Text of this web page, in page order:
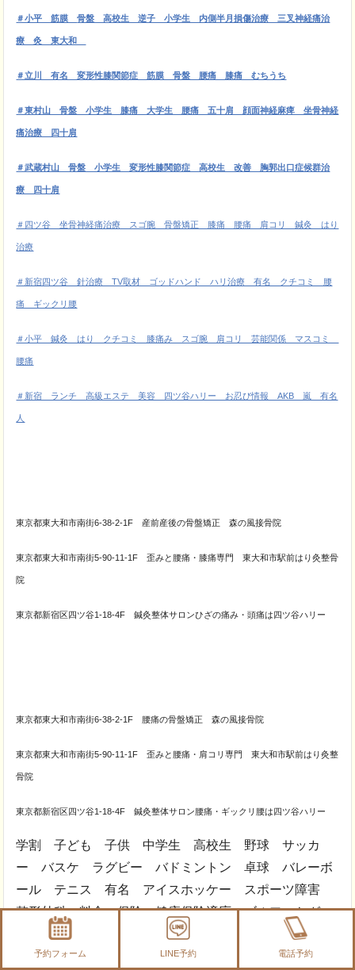
＃小平 筋膜骨盤 高校生 逆子 小学生 内側半月損傷治療 三叉神経痛治
療 灸 東大和
＃立川 有名 変形性膝関節症 筋膜 骨盤 腰痛 膝痛 むちうち
＃東村山 骨盤 小学生 膝痛 大学生 腰痛 五十肩 顔面神経麻痺 坐骨神経
痛治療 四十肩
＃武蔵村山 骨盤 小学生 変形性膝関節症 高校生 改善 胸郭出口症候群治
療 四十肩
＃四ツ谷 坐骨神経痛治療 スゴ腕 骨盤矯正 膝痛 腰痛 肩コリ 鍼灸 はり
治療
＃新宿四ツ谷 針治療 TV取材 ゴッドハンド ハリ治療 有名 クチコミ 腰
痛 ギックリ腰
＃小平 鍼灸 はり クチコミ 膝痛み スゴ腕 肩コリ 芸能関係 マスコミ
腰痛
＃新宿 ランチ 高級エステ 美容 四ツ谷ハリー お忍び情報 AKB 嵐 有名
人
東京都東大和市南街6-38-2-1F 産前産後の骨盤矯正 森の風接骨院
東京都東大和市南街5-90-11-1F 歪みと腰痛・膝痛専門 東大和市駅前はり灸整骨
院
東京都新宿区四ツ谷1-18-4F 鍼灸整体サロンひざの痛み・頭痛は四ツ谷ハリー
東京都東大和市南街6-38-2-1F 腰痛の骨盤矯正 森の風接骨院
東京都東大和市南街5-90-11-1F 歪みと腰痛・肩コリ専門 東大和市駅前はり灸整
骨院
東京都新宿区四ツ谷1-18-4F 鍼灸整体サロン腰痛・ギックリ腰は四ツ谷ハリー
学割 子ども 子供 中学生 高校生 野球 サッカ
ー バスケ ラグビー バドミントン 卓球 バレーボ
ール テニス 有名 アイスホッケー スポーツ障害
整形外科 料金 保険 健康保険適応 ゴルフ ケガ
激痛 電気 子供
予約フォーム LINE予約 電話予約